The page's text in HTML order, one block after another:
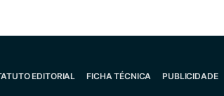
EDITORIAL FICHA TÉCNICA PUBLICIDADE